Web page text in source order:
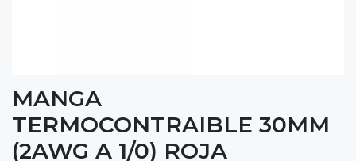
MANGA
TERMOCONTRAIBLE 30MM
(2AWG A 1/0) ROJA